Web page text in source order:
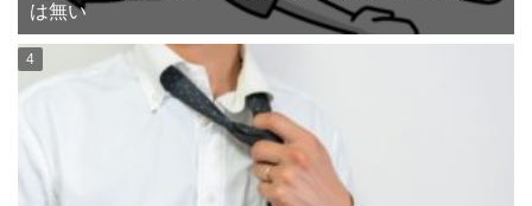
は無い